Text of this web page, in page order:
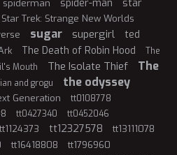
spiderman spider-man
star
Star Trek: Strange New Worlds
sugar supergirl
ted
The Death of Robin Hood
The
Mouth The Isolate Thief
The
and grogu the odyssey
Generation tt0108778
tt0427340 tt0452046
tt1124373 tt12327578 tt13111078
tt16418808
tt1796960